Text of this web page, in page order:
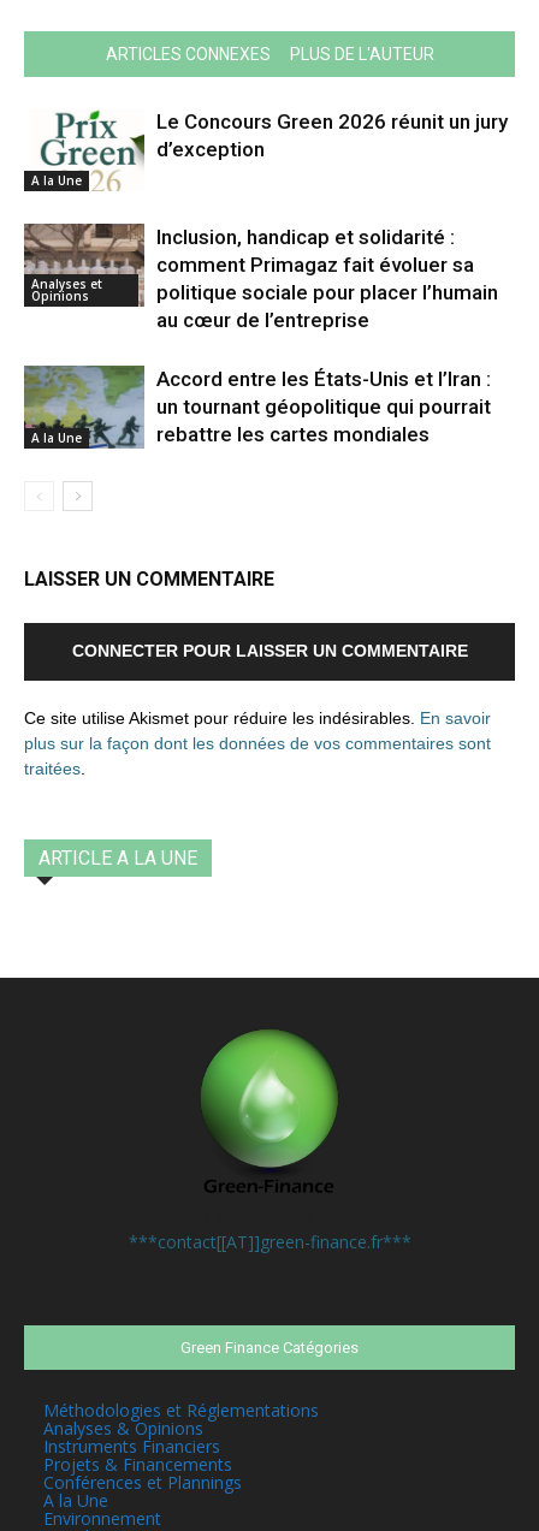
ARTICLES CONNEXES PLUS DE L'AUTEUR
A la Une
Le Concours Green 2026 réunit un jury
d’exception
Analyses et
Opinions
Inclusion, handicap et solidarité :
comment Primagaz fait évoluer sa
politique sociale pour placer l’humain
au cœur de l’entreprise
A la Une
Accord entre les États-Unis et l’Iran :
un tournant géopolitique qui pourrait
rebattre les cartes mondiales
LAISSER UN COMMENTAIRE
CONNECTER POUR LAISSER UN COMMENTAIRE
Ce site utilise Akismet pour réduire les indésirables. En savoir
plus sur la façon dont les données de vos commentaires sont
traitées
ARTICLE A LA UNE
***contact[[AT]]green-finance.fr***
Green Finance Catégories
Méthodologies et Réglementations
Analyses & Opinions
Instruments Financiers
Projets & Financements
Conférences et Plannings
A la Une
Environnement